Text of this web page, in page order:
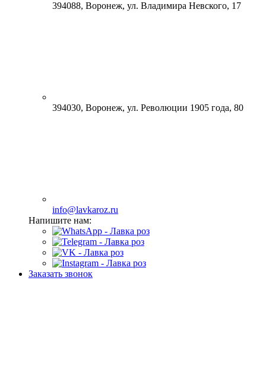
394088, Воронеж, ул. Владимира Невского, 17
394030, Воронеж, ул. Революции 1905 года, 80
info@lavkaroz.ru
Напишите нам:
Заказать звонок